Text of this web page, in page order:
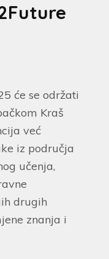
će se održati
Kraš
već
iz područja
učenja,
drugih
znanja i